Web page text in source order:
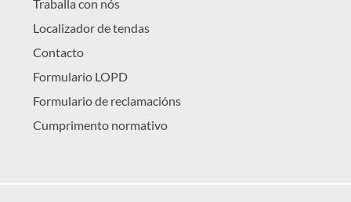
Traballa con nós
Localizador de tendas
Contacto
Formulario LOPD
Formulario de reclamacións
Cumprimento normativo